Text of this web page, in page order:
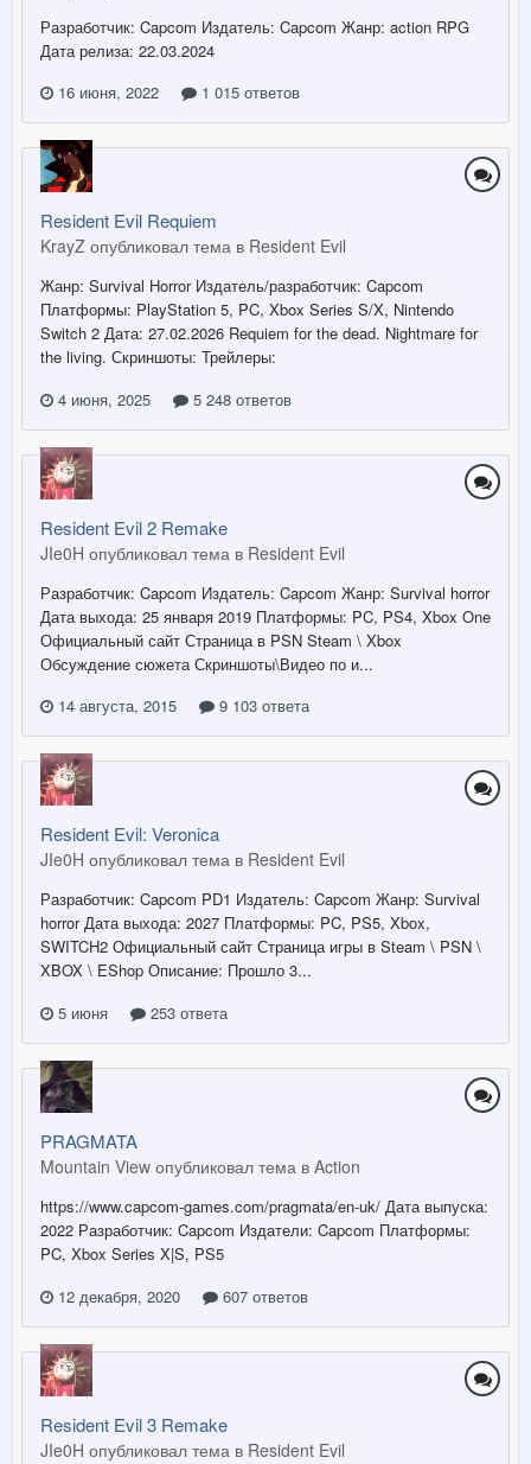
Разработчик: Capcom Издатель: Capcom Жанр: action RPG
Дата релиза: 22.03.2024
16 июня, 2022
1 015 ответов
Resident Evil Requiem
KrayZ опубликовал тема в Resident Evil
Жанр: Survival Horror Издатель/разработчик: Capcom
Платформы: PlayStation 5, PC, Xbox Series S/X, Nintendo
Switch 2 Дата: 27.02.2026 Requiem for the dead. Nightmare for
the living. Скриншоты: Трейлеры:
4 июня, 2025
5 248 ответов
Resident Evil 2 Remake
JIe0H опубликовал тема в Resident Evil
Разработчик: Capcom Издатель: Capcom Жанр: Survival horror
Дата выхода: 25 января 2019 Платформы: PC, PS4, Xbox One
Официальный сайт Страница в PSN Steam \ Xbox
Обсуждение сюжета Скриншоты\Видео по и...
14 августа, 2015
9 103 ответа
Resident Evil: Veronica
JIe0H опубликовал тема в Resident Evil
Разработчик: Capcom PD1 Издатель: Capcom Жанр: Survival
horror Дата выхода: 2027 Платформы: PC, PS5, Xbox,
SWITCH2 Официальный сайт Страница игры в Steam \ PSN \
XBOX \ EShop Описание: Прошло 3...
5 июня
253 ответа
PRAGMATA
Mountain View опубликовал тема в Action
https://www.capcom-games.com/pragmata/en-uk/ Дата выпуска:
2022 Разработчик: Capcom Издатели: Capcom Платформы:
PC, Xbox Series X|S, PS5
12 декабря, 2020
607 ответов
Resident Evil 3 Remake
JIe0H опубликовал тема в Resident Evil